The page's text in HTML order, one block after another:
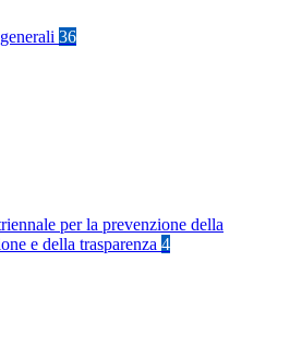
36
per la prevenzione della
e della trasparenza 4